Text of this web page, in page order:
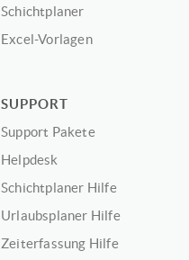
Schichtplaner
Excel-Vorlagen
SUPPORT
Support Pakete
Helpdesk
Schichtplaner Hilfe
Urlaubsplaner Hilfe
Zeiterfassung Hilfe